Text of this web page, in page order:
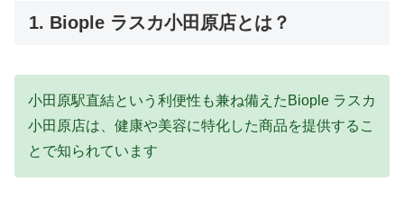
1. Biople ラスカ小田原店とは？
小田原駅直結という利便性も兼ね備えたBiople ラスカ
小田原店は、健康や美容に特化した商品を提供するこ
とで知られています